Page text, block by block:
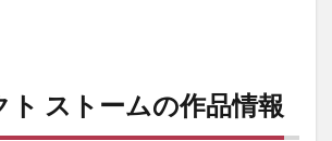
ト ストームの作品情報